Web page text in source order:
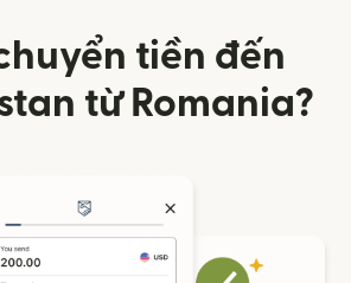
tiền đến
từ Romania?